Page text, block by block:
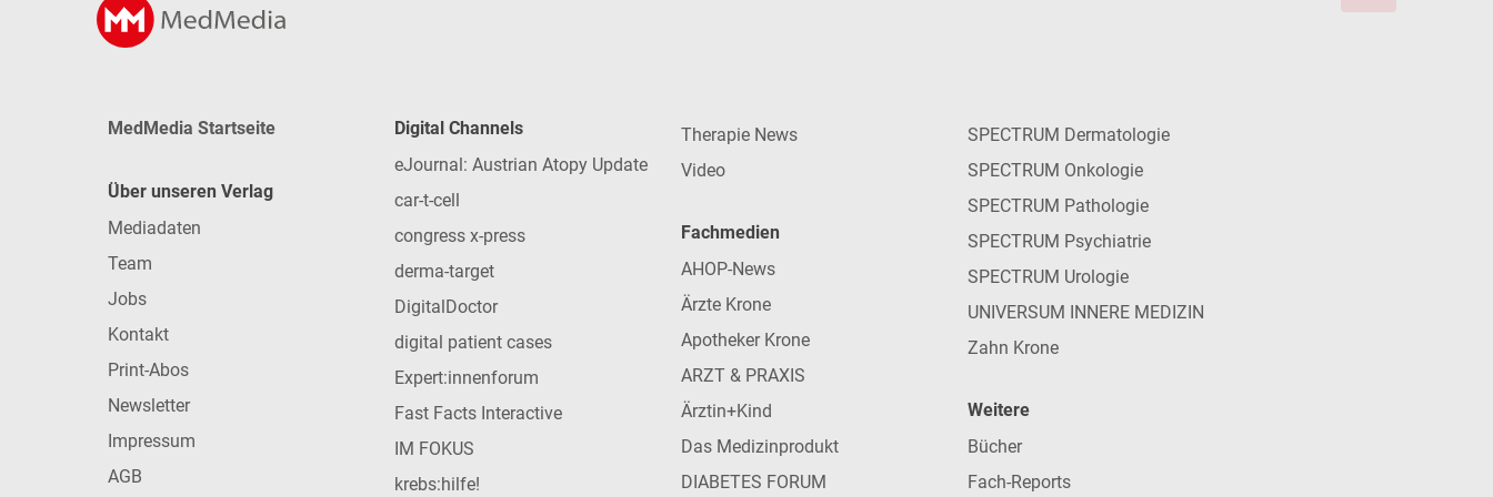
MedMedia Startseite
Über unseren Verlag
Mediadaten
Team
Jobs
Kontakt
Print-Abos
Newsletter
Impressum
AGB
Digital Channels
eJournal: Austrian Atopy Update
car-t-cell
congress x-press
derma-target
DigitalDoctor
digital patient cases
Expert:innenforum
Fast Facts Interactive
IM FOKUS
krebs:hilfe!
Therapie News
Video
Fachmedien
AHOP-News
Ärzte Krone
Apotheker Krone
ARZT & PRAXIS
Ärztin+Kind
Das Medizinprodukt
DIABETES FORUM
SPECTRUM Dermatologie
SPECTRUM Onkologie
SPECTRUM Pathologie
SPECTRUM Psychiatrie
SPECTRUM Urologie
UNIVERSUM INNERE MEDIZIN
Zahn Krone
Weitere
Bücher
Fach-Reports